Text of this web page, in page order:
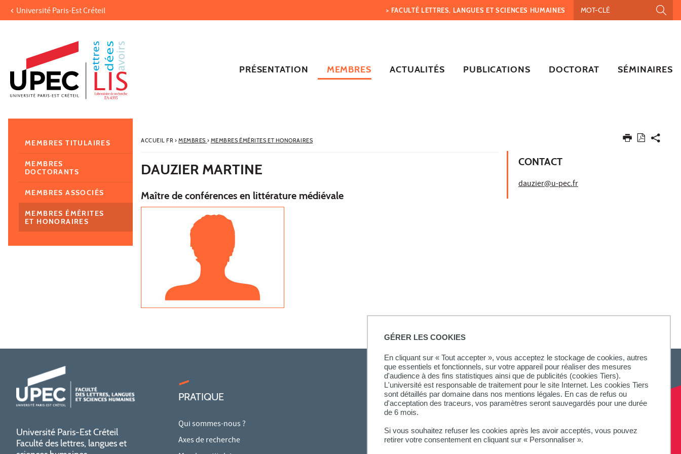
GÉRER LES COOKIES
En cliquant sur « Tout accepter », vous acceptez le stockage de cookies, autres
que essentiels et fonctionnels, sur votre appareil pour réaliser des mesures
d'audience à des fins statistiques ainsi que de publicités (cookies Tiers).
L'université est responsable de traitement pour le site Internet. Les cookies Tiers
sont détaillés par domaine dans nos mentions légales. En cas de refus ou
d'acceptation des traceurs, vos paramètres seront sauvegardés pour une durée
de 6 mois.
Si vous souhaitez refuser les cookies après les avoir acceptés, vous pouvez
retirer votre consentement en cliquant sur « Personnaliser ».
Aller au contenu
Recherche
Navigation secondaire
Université Paris-Est Créteil > FACULTÉ LETTRES, LANGUES ET SCIENCES HUMAINES
PRÉSENTATION MEMBRES ACTUALITÉS PUBLICATIONS DOCTORAT SÉMINAIRES
ACCUEIL FR› MEMBRES › MEMBRES ÉMÉRITES ET HONORAIRES
DAUZIER MARTINE
Maître de conférences en littérature médiévale
CONTACT
dauzier@u-pec.fr
MEMBRES TITULAIRES
MEMBRES
DOCTORANTS
MEMBRES ASSOCIÉS
MEMBRES ÉMÉRITES
ET HONORAIRES
Université Paris-Est Créteil
Faculté des lettres, langues et
PRATIQUE
Qui sommes-nous ?
Axes de recherche
SUIVEZ-NOUS